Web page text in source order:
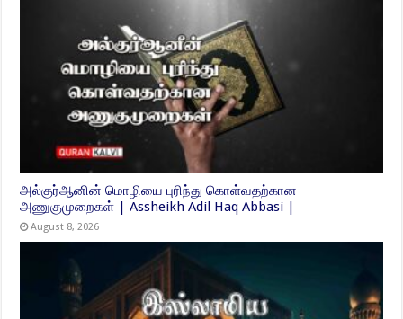
அல்குர்ஆனின் மொழியை புரிந்து கொள்வதற்கான
அணுகுமுறைகள் | Assheikh Adil Haq Abbasi |
August 8, 2026